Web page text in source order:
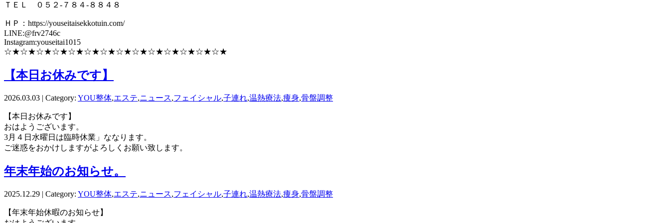
ＴＥＬ ０５２-７８４-８８４８
ＨＰ：https://youseitaisekkotuin.com/
LINE:@frv2746c
Instagram:youseitai1015
☆★☆★☆★☆★☆★☆★☆★☆★☆★☆★☆★☆★☆★☆★
【本日お休みです】
2026.03.03 | Category: YOU整体,エステ,ニュース,フェイシャル,子連れ,温熱療法,痩身,骨盤調整
【本日お休みです】
おはようございます。
3月４日水曜日は臨時休業」ななります。
ご迷惑をおかけしますがよろしくお願い致します。
年末年始のお知らせ。
2025.12.29 | Category: YOU整体,エステ,ニュース,フェイシャル,子連れ,温熱療法,痩身,骨盤調整
【年末年始休暇のお知らせ】